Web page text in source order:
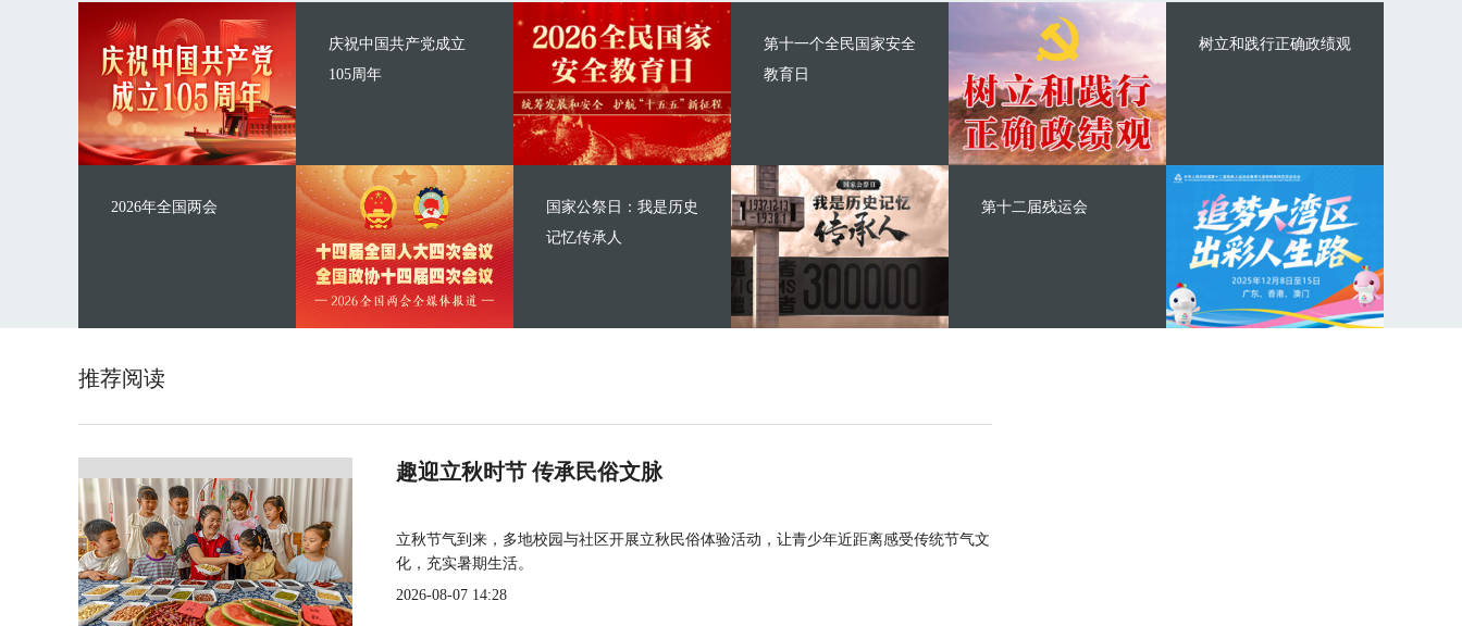
庆祝中国共产党成立
105周年
2026年全国两会
第十一个全民国家安全
教育日
国家公祭日：我是历史
记忆传承人
树立和践行正确政绩观
第十二届残运会
推荐阅读
趣迎立秋时节 传承民俗文脉
立秋节气到来，多地校园与社区开展立秋民俗体验活动，让青少年近距离感受传统节气文
化，充实暑期生活。
2026-08-07 14:28